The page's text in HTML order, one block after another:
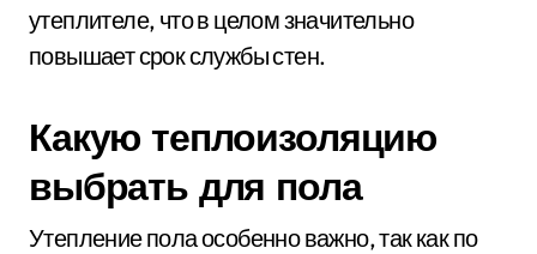
утеплителе, что в целом значительно
повышает срок службы стен.
Какую теплоизоляцию
выбрать для пола
Утепление пола особенно важно, так как по